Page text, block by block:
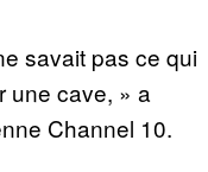
savait pas ce qui
une cave, » a
Channel 10.